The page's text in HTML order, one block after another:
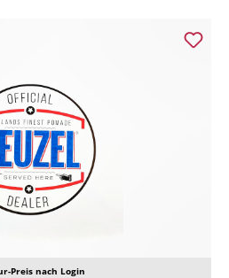
Preis nach Login